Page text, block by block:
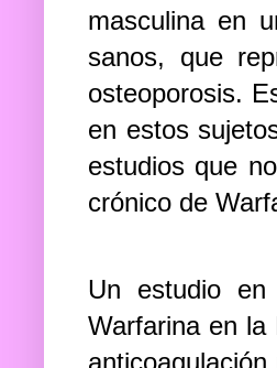
masculina en
sanos, que
osteoporosis.
en estos
estudios que
crónico de
Un estudio
Warfarina en la